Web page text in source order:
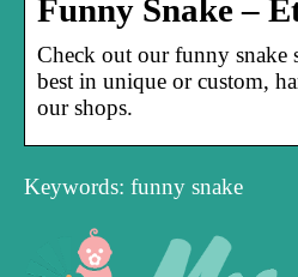
Funny Snake –
Check out our funny snake
best in unique or custom,
our shops.
Keywords: funny snake